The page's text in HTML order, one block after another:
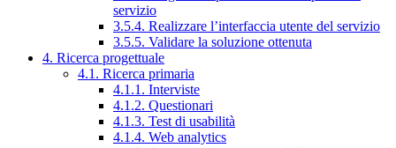
servizio
3.5.4. Realizzare l’interfaccia utente del servizio
3.5.5. Validare la soluzione ottenuta
4. Ricerca progettuale
4.1. Ricerca primaria
4.1.1. Interviste
4.1.2. Questionari
4.1.3. Test di usabilità
4.1.4. Web analytics